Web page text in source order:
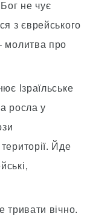
не чує
з єврейського
молитва про
Ізраїльське
росла у
Йде
тривати вічно.